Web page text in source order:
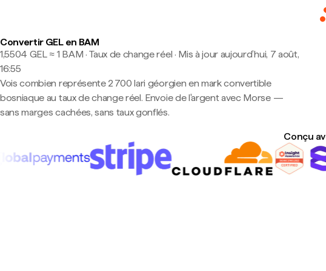
Convertir GEL en BAM
1,5504 GEL ≈ 1 BAM · Taux de change réel · Mis à jour aujourd’hui, 7 août,
16:55
Vois combien représente 2 700 lari géorgien en mark convertible
bosniaque au taux de change réel. Envoie de l'argent avec Morse —
sans marges cachées, sans taux gonflés.
Conçu